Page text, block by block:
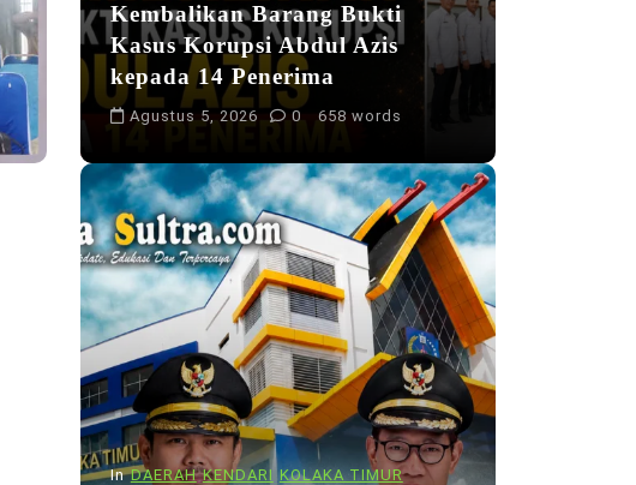
Kembalikan Barang Bukti
Kasus Korupsi Abdul Azis
kepada 14 Penerima
Agustus 5, 2026 0 658 words
In DAERAH KENDARI KOLAKA TIMUR